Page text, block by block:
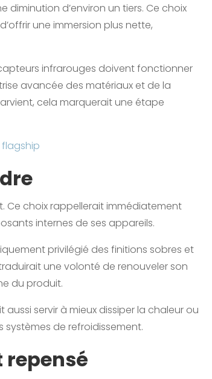
d’environ un tiers. Ce choix
une immersion plus nette,
infrarouges doivent fonctionner
avancée des matériaux et de la
cela marquerait une étape
flagship
Ce choix rappellerait immédiatement
internes de ses appareils.
privilégié des finitions sobres et
une volonté de renouveler son
du produit.
servir à mieux dissiper la chaleur ou
de refroidissement.
repensé